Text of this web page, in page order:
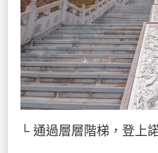
└ 通過層層階梯，登上